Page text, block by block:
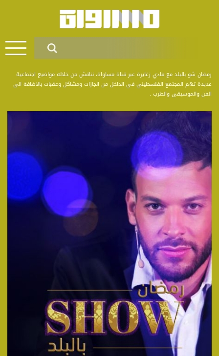
رمضان شو بالبلد مع فادي زغايرة عبر قناة مساواة، نناقش من خلاله مواضيع اجتماعية
عديدة تهم المجتمع الفلسطيني في الداخل من انجازات ومشاكل وعقبات بالاضافة الى
الفن والموسيقى والطرب .